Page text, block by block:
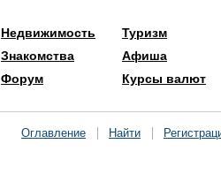
Недвижимость
Знакомства
Форум
Туризм
Афиша
Курсы валют
Оглавление Найти